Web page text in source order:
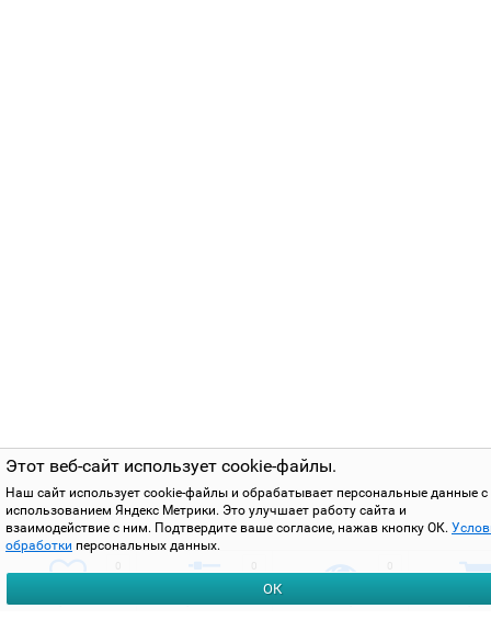
Этот веб-сайт использует cookie-файлы.
Наш сайт использует cookie-файлы и обрабатывает персональные данные с
использованием Яндекс Метрики. Это улучшает работу сайта и
взаимодействие с ним. Подтвердите ваше согласие, нажав кнопку ОК.
обработки персональных данных.
ОК